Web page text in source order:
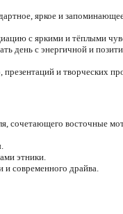
яркое и
с яркими и тёплыми
день с энергичной и
и творческих
сочетающего восточные
этники.
и современного драйва.